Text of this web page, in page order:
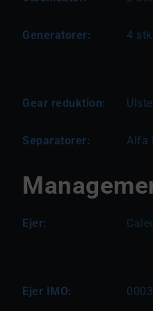
Generatorer: 4
Gear reduktion:
Separatorer: Alfa
Ejer:
Ejer IMO: